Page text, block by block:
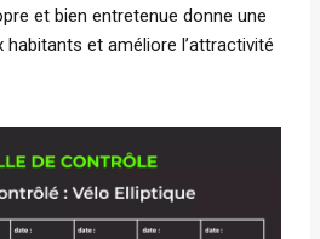
et bien entretenue donne une
et améliore l’attractivité